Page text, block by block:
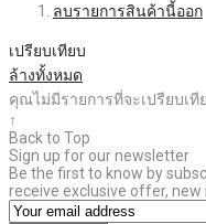
ลบรายการสินค้านี้ออก
เปรียบเทียบ
ล้างทั้งหมด
คุณไม่มีรายการที่จะเปรียบเที
↑
Back to Top
Sign up for our newsletter
Be the first to know by
receive exclusive offer, new